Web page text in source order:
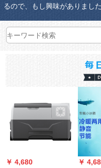
るので、もし興味がありまし
￥ 4,680
￥